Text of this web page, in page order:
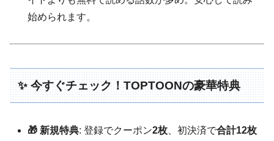
始められます。
✨ 今すぐチェック！TOPTOONの豪華特典
🎁 新規特典: 登録でクーポン2枚 、初決済で合計12枚